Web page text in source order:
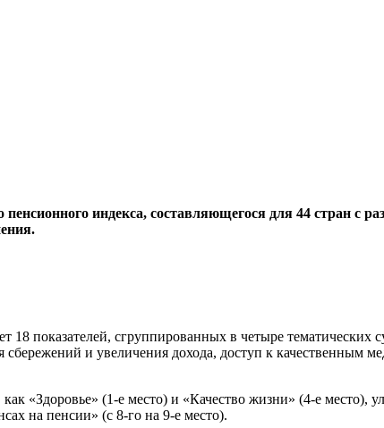
индекса, составляющегося для 44 стран с
показателей, сгруппированных в четыре тематических
и увеличения дохода, доступ к качественным
«Здоровье» (1-е место) и «Качество жизни» (4-е место),
на пенсии» (с 8-го на 9-е место).